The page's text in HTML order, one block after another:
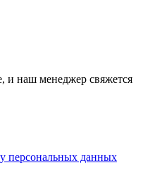
и наш менеджер свяжется
персональных данных